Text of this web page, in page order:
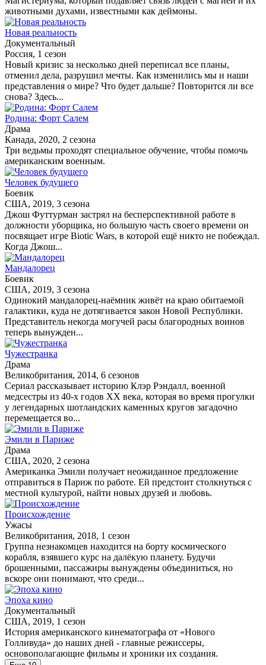
животными духами, известными как деймоны.
Новая реальность
Документальный
Россия, 1 сезон
Новый кризис за несколько дней переписал все планы,
отменил дела, разрушил мечты. Как изменились мы и наши
представления о мире? Что будет дальше? Повторится ли все
снова? Здесь...
Родина: Форт Салем
Драма
Канада, 2020, 2 сезона
Три ведьмы проходят специальное обучение, чтобы помочь
американским военным.
Человек будущего
Боевик
США, 2019, 3 сезона
Джош Футтурман застрял на бесперспективной работе в
должности уборщика, но большую часть своего времени он
посвящает игре Biotic Wars, в которой ещё никто не побеждал.
Когда Джош...
Мандалорец
Боевик
США, 2019, 3 сезона
Одинокий мандалорец-наёмник живёт на краю обитаемой
галактики, куда не дотягивается закон Новой Республики.
Представитель некогда могучей расы благородных воинов
теперь вынужден...
Чужестранка
Драма
Великобритания, 2014, 6 сезонов
Сериал рассказывает историю Клэр Рэндалл, военной
медсестры из 40-х годов XX века, которая во время прогулки
у легендарных шотландских каменных кругов загадочно
перемещается во...
Эмили в Париже
Драма
США, 2020, 2 сезона
Американка Эмили получает неожиданное предложение
отправиться в Париж по работе. Ей предстоит столкнуться с
местной культурой, найти новых друзей и любовь.
Происхождение
Ужасы
Великобритания, 2018, 1 сезон
Группа незнакомцев находится на борту космического
корабля, взявшего курс на далёкую планету. Будучи
брошенными, пассажиры вынуждены объединиться, но
вскоре они понимают, что среди...
Эпоха кино
Документальный
США, 2019, 1 сезон
История американского кинематографа от «Нового
Голливуда» до наших дней - главные режиссеры,
основополагающие фильмы и хроники их создания.